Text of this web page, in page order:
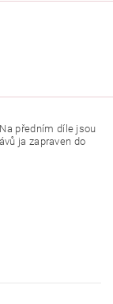
předním díle jsou
ja zapraven do